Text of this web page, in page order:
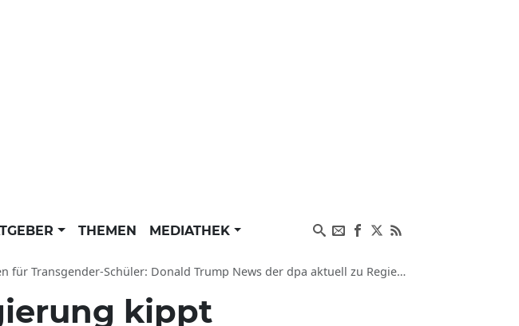
THEMEN MEDIATHEK
Schüler: Donald Trump News der dpa aktuell zu Regierung, Gesellschaft, Schule und Sport
kippt